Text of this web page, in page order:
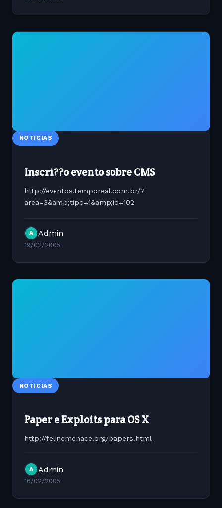
NOTÍCIAS
Inscri??o evento sobre CMS
http://eventos.temporeal.com.br/?
area=3&amp;tipo=1&amp;id=102
A Admin
19/02/2005
NOTÍCIAS
Paper e Exploits para OS X
http://felinemenace.org/papers.html
A Admin
16/02/2005